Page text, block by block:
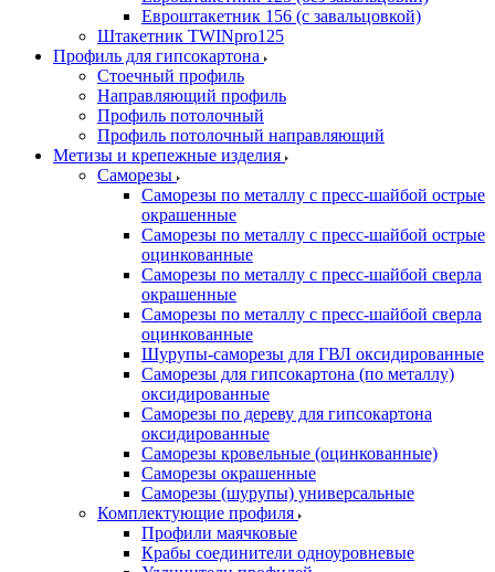
Евроштакетник 156 (с завальцовкой)
Штакетник TWINpro125
Профиль для гипсокартона
Стоечный профиль
Направляющий профиль
Профиль потолочный
Профиль потолочный направляющий
Метизы и крепежные изделия
Саморезы
Саморезы по металлу с пресс-шайбой острые
окрашенные
Саморезы по металлу с пресс-шайбой острые
оцинкованные
Саморезы по металлу с пресс-шайбой сверла
окрашенные
Саморезы по металлу с пресс-шайбой сверла
оцинкованные
Шурупы-саморезы для ГВЛ оксидированные
Саморезы для гипсокартона (по металлу)
оксидированные
Саморезы по дереву для гипсокартона
оксидированные
Саморезы кровельные (оцинкованные)
Саморезы окрашенные
Саморезы (шурупы) универсальные
Комплектующие профиля
Профили маячковые
Крабы соединители одноуровневые